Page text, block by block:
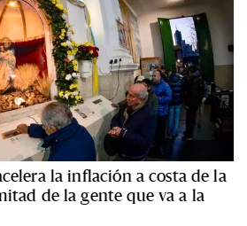
la inflación a costa de la
de la gente que va a la